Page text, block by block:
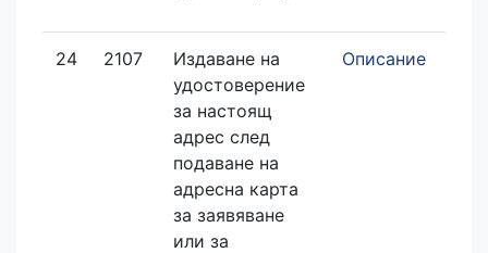
24 2107
Издаване на
удостоверение
за настоящ
адрес след
подаване на
адресна карта
за заявяване
или за
Описание